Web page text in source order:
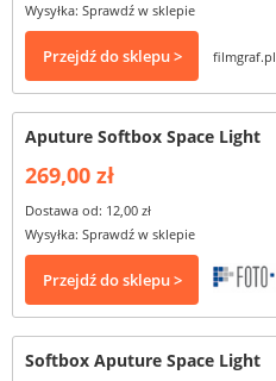
Wysyłka: Sprawdź w sklepie
Przejdź do sklepu > filmgraf.pl
Aputure Softbox Space Light
269,00 zł
Dostawa od: 12,00 zł
Wysyłka: Sprawdź w sklepie
Przejdź do sklepu >
Softbox Aputure Space Light